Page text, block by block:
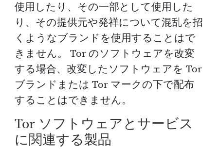
使用したり、その一部として使用した
り、その提供元や発祥について混乱を招
くようなブランドを使用することはで
きません。 Tor のソフトウェアを改変
する場合、改変したソフトウェアを Tor
ブランドまたは Tor マークの下で配布
することはできません。
Tor ソフトウェアとサービス
に関連する製品